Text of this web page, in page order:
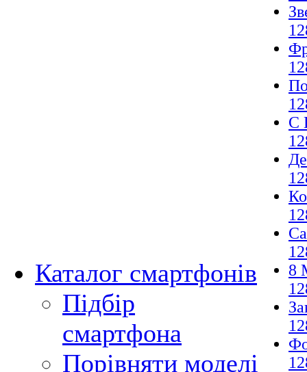
Каталог смартфонів
Підбір
смартфона
Порівняти моделі
С
8